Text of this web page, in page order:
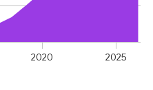
2020 2025